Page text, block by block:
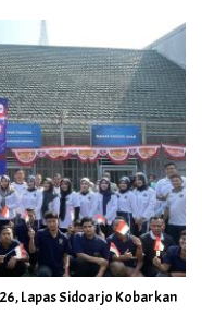
Lapas Sidoarjo Kobarkan